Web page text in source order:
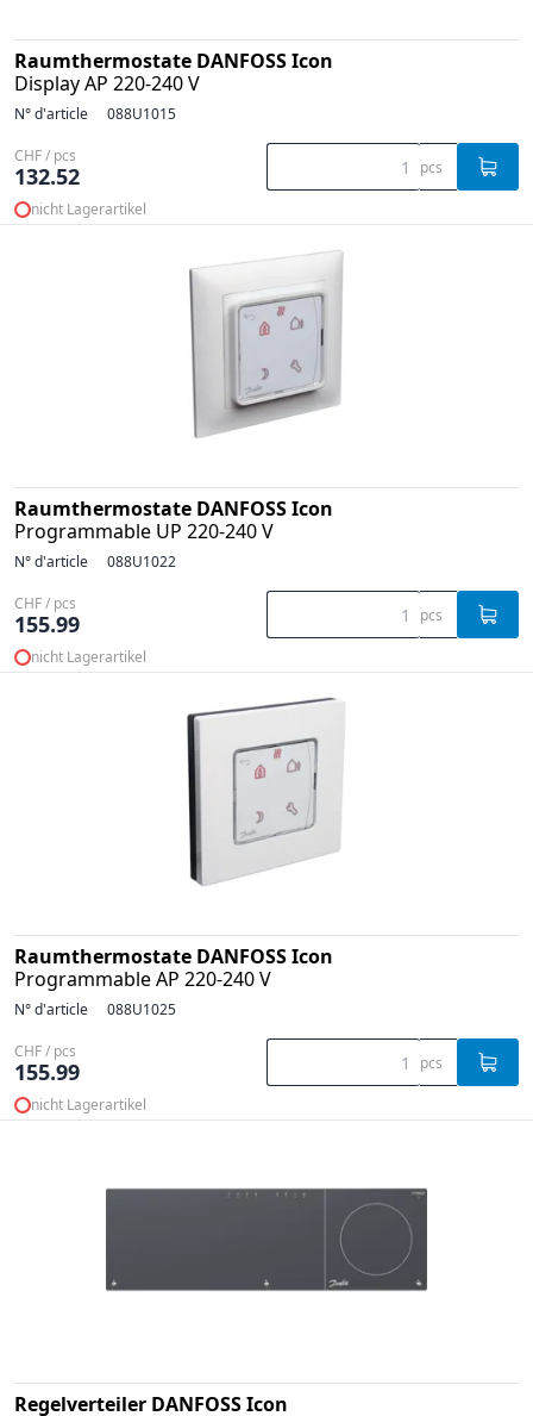
Raumthermostate DANFOSS Icon
Display AP 220-240 V
N° d'article 088U1015
CHF / pcs
132.52 pcs
nicht Lagerartikel
Raumthermostate DANFOSS Icon
Programmable UP 220-240 V
N° d'article 088U1022
CHF / pcs
155.99 pcs
nicht Lagerartikel
Raumthermostate DANFOSS Icon
Programmable AP 220-240 V
N° d'article 088U1025
CHF / pcs
155.99 pcs
nicht Lagerartikel
Regelverteiler DANFOSS Icon